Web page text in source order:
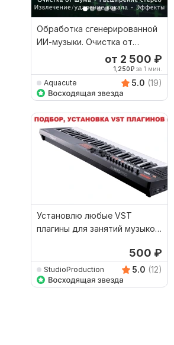
Обработка сгенерированной
ИИ-музыки. Очистка от
шумов, улучшение звука
от 2 500 ₽
1,250₽ за 1 мин.
Aquacute 5.0 (19)
Установлю любые VST
плагины для занятий музыкой
500 ₽
StudioProduction 5.0 (12)